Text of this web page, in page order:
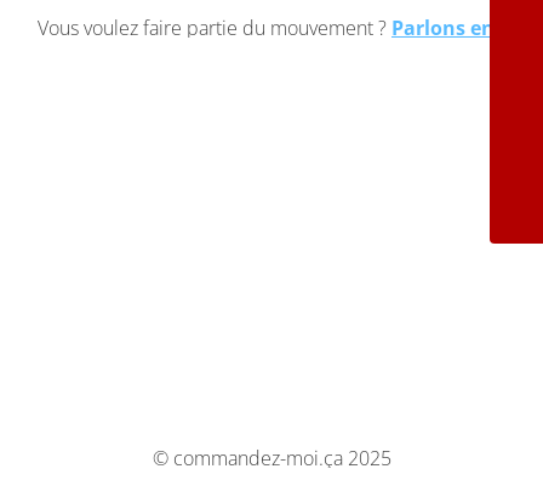
Vous voulez faire partie du mouvement ? Parlons en !
© commandez-moi.ça 2025